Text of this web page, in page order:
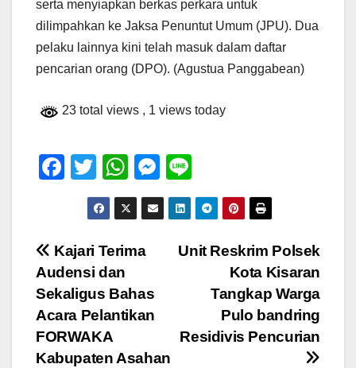
serta menyiapkan berkas perkara untuk
dilimpahkan ke Jaksa Penuntut Umum (JPU). Dua
pelaku lainnya kini telah masuk dalam daftar
pencarian orang (DPO). (Agustua Panggabean)
23 total views , 1 views today
F
e
b
o
o
k
T
wi
tt
er
W
h
at
s
p
p
M
e
ss
n
e
Navigasi
pos
Unit Reskrim Polsek
Kota Kisaran
Tangkap Warga
Pulo bandring
Residivis Pencurian
Kajari Terima
Audensi dan
Sekaligus Bahas
Acara Pelantikan
FORWAKA
Kabupaten Asahan